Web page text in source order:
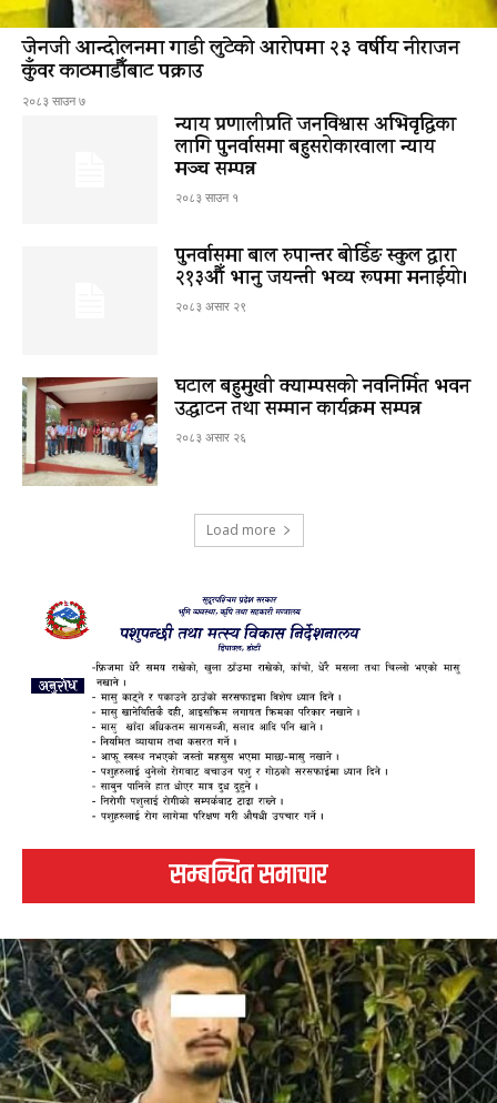
जेनजी आन्दोलनमा गाडी लुटेको आरोपमा २३ वर्षीय नीराजन
कुँवर काठमाडौँबाट पक्राउ
२०८३ साउन ७
न्याय प्रणालीप्रति जनविश्वास अभिवृद्धिका
लागि पुनर्वासमा बहुसरोकारवाला न्याय
मञ्च सम्पन्न
२०८३ साउन १
पुनर्वासमा बाल रुपान्तर बोर्डिङ स्कुल द्धारा
२१३औँ भानु जयन्ती भव्य रूपमा मनाईयो।
२०८३ असार २९
घटाल बहुमुखी क्याम्पसको नवनिर्मित भवन
उद्घाटन तथा सम्मान कार्यक्रम सम्पन्न
२०८३ असार २६
Load more
सम्बन्धित समाचार